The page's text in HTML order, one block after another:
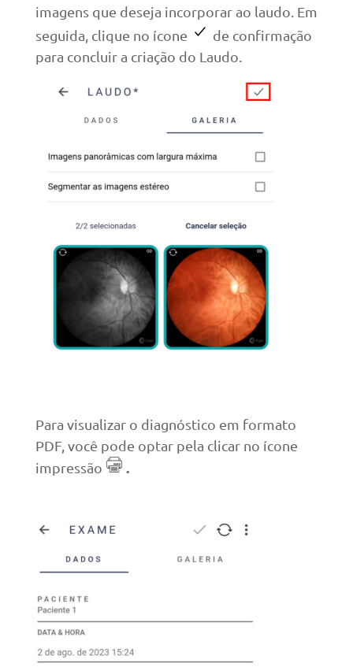
imagens que deseja incorporar ao laudo. Em
seguida, clique no ícone
de confirmação
para concluir a criação do Laudo.
Para visualizar o diagnóstico em formato
PDF, você pode optar pela clicar no ícone
impressão
.